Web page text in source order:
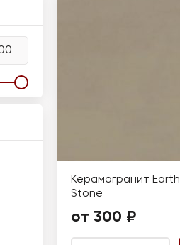
Керамогранит Earth
Stone
от 300 ₽